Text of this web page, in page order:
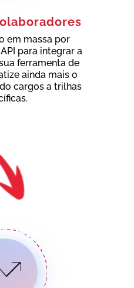
em massa por
para integrar a
ferramenta de
ainda mais o
cargos a trilhas